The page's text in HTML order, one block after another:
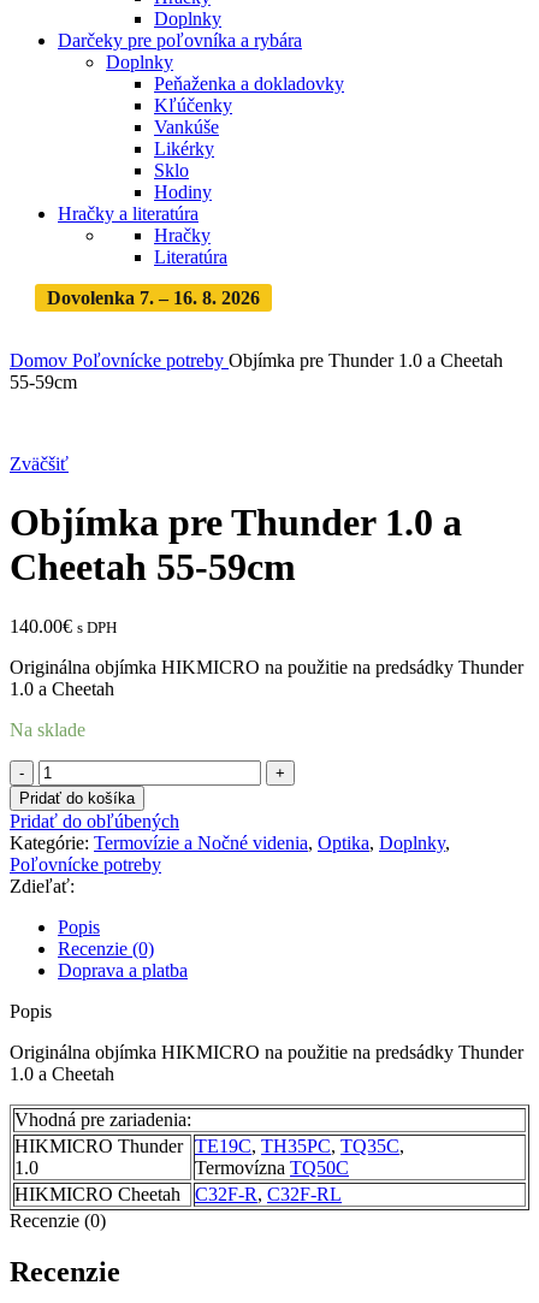
Doplnky
Darčeky pre poľovníka a rybára
Doplnky
Peňaženka a dokladovky
Kľúčenky
Vankúše
Likérky
Sklo
Hodiny
Hračky a literatúra
Hračky
Literatúra
Dovolenka 7. – 16. 8. 2026
Domov Poľovnícke potreby Objímka pre Thunder 1.0 a Cheetah
55-59cm
Zväčšiť
Objímka pre Thunder 1.0 a
Cheetah 55-59cm
140.00€ s DPH
Originálna objímka HIKMICRO na použitie na predsádky Thunder
1.0 a Cheetah
Na sklade
množstvo
Objímka
pre
Thunder
1.0
a
Cheetah
55-
59cm
Pridať do košíka
Pridať do obľúbených
Kategórie: Termovízie a Nočné videnia, Optika, Doplnky,
Poľovnícke potreby
Zdieľať:
Popis
Recenzie (0)
Doprava a platba
Popis
Originálna objímka HIKMICRO na použitie na predsádky Thunder
1.0 a Cheetah
Vhodná pre zariadenia:
HIKMICRO Thunder
1.0
TE19C, TH35PC, TQ35C,
Termovízna TQ50C
HIKMICRO Cheetah
C32F-R, C32F-RL
Recenzie (0)
Recenzie